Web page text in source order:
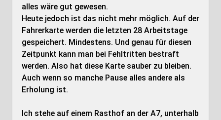
alles wäre gut gewesen.
Heute jedoch ist das nicht mehr möglich. Auf der
Fahrerkarte werden die letzten 28 Arbeitstage
gespeichert. Mindestens. Und genau für diesen
Zeitpunkt kann man bei Fehltritten bestraft
werden. Also hat diese Karte sauber zu bleiben.
Auch wenn so manche Pause alles andere als
Erholung ist.
Ich stehe auf einem Rasthof an der A7, unterhalb